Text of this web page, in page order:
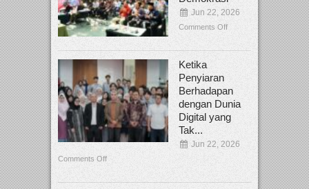
Jun 22, 2026
Comments Off
Ketika
Penyiaran
Berhadapan
dengan Dunia
Digital yang
Tak...
Jun 22, 2026
Comments Off